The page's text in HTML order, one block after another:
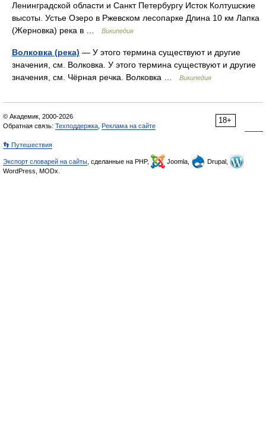
Ленинградской области и Санкт Петербургу Исток Колтушские
высоты. Устье Озеро в Ржевском лесопарке Длина 10 км Лапка
(Жерновка) река в …
Википедия
Волковка (река) — У этого термина существуют и другие
значения, см. Волковка. У этого термина существуют и другие
значения, см. Чёрная речка. Волковка …
Википедия
18+
© Академик, 2000-2026
Обратная связь: Техподдержка Реклама на сайте
👣 Путешествия
Экспорт словарей на сайты , сделанные на PHP, Joomla,
Drupal,
WordPress, MODx.